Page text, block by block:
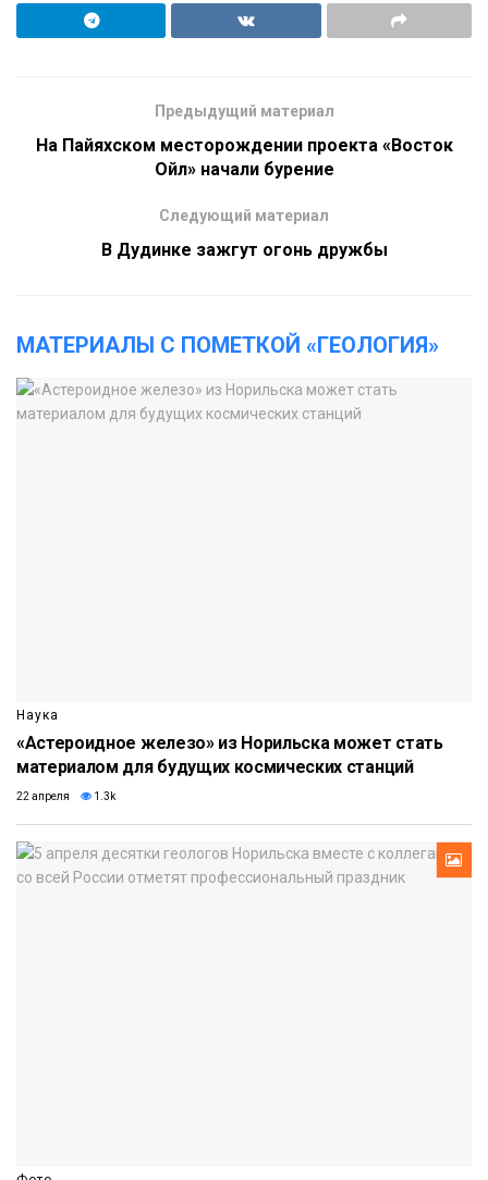
Предыдущий материал
На Пайяхском месторождении проекта «Восток
Ойл» начали бурение
Следующий материал
В Дудинке зажгут огонь дружбы
МАТЕРИАЛЫ С ПОМЕТКОЙ «ГЕОЛОГИЯ»
Наука
«Астероидное железо» из Норильска может стать
материалом для будущих космических станций
22 апреля 1.3k